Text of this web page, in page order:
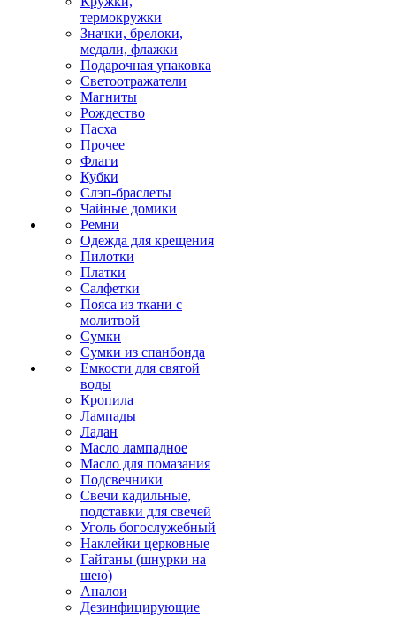
термокружки
Значки, брелоки,
медали, флажки
Подарочная упаковка
Светоотражатели
Магниты
Рождество
Пасха
Прочее
Флаги
Кубки
Слэп-браслеты
Чайные домики
Ремни
Одежда для крещения
Пилотки
Платки
Салфетки
Пояса из ткани с
молитвой
Сумки
Сумки из спанбонда
Емкости для святой
воды
Кропила
Лампады
Ладан
Масло лампадное
Масло для помазания
Подсвечники
Свечи кадильные,
подставки для свечей
Уголь богослужебный
Наклейки церковные
Гайтаны (шнурки на
шею)
Аналои
Дезинфицирующие